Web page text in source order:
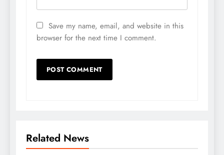
Save my name, email, and website in this
browser for the next time I comment.
Related News